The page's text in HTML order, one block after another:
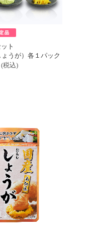
ト
ょうが）各１パック
(税込)